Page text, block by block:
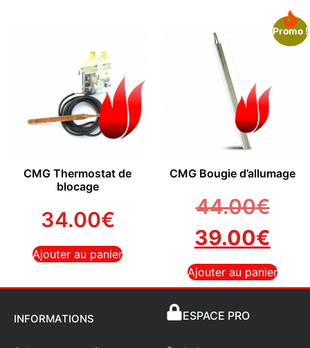
CMG Thermostat de
blocage
34.00€
Ajouter au panier
Promo !
CMG Bougie d’allumage
44.00€
39.00€
Ajouter au panier
INFORMATIONS ESPACE PRO